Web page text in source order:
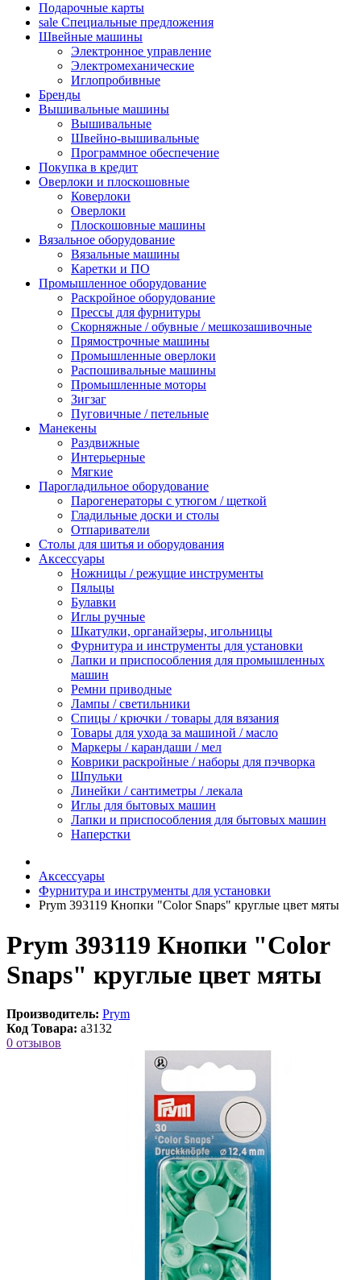
Подарочные карты
sale Специальные предложения
Швейные машины
Электронное управление
Электромеханические
Иглопробивные
Бренды
Вышивальные машины
Вышивальные
Швейно-вышивальные
Программное обеспечение
Покупка в кредит
Оверлоки и плоскошовные
Коверлоки
Оверлоки
Плоскошовные машины
Вязальное оборудование
Вязальные машины
Каретки и ПО
Промышленное оборудование
Раскройное оборудование
Прессы для фурнитуры
Скорняжные / обувные / мешкозашивочные
Прямострочные машины
Промышленные оверлоки
Распошивальные машины
Промышленные моторы
Зигзаг
Пуговичные / петельные
Манекены
Раздвижные
Интерьерные
Мягкие
Парогладильное оборудование
Парогенераторы с утюгом / щеткой
Гладильные доски и столы
Отпариватели
Столы для шитья и оборудования
Аксессуары
Ножницы / режущие инструменты
Пяльцы
Булавки
Иглы ручные
Шкатулки, органайзеры, игольницы
Фурнитура и инструменты для установки
Лапки и приспособления для промышленных
машин
Ремни приводные
Лампы / светильники
Спицы / крючки / товары для вязания
Товары для ухода за машиной / масло
Маркеры / карандаши / мел
Коврики раскройные / наборы для пэчворка
Шпульки
Линейки / сантиметры / лекала
Иглы для бытовых машин
Лапки и приспособления для бытовых машин
Наперстки
Аксессуары
Фурнитура и инструменты для установки
Prym 393119 Кнопки "Color Snaps" круглые цвет мяты
Prym 393119 Кнопки "Color
Snaps" круглые цвет мяты
Производитель: Prym
Код Товара: a3132
0 отзывов